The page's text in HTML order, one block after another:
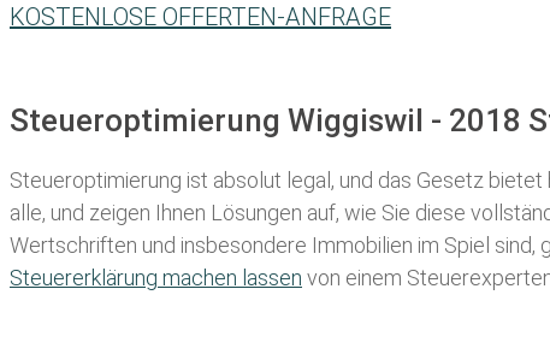
KOSTENLOSE OFFERTEN-ANFRAGE
Steueroptimierung Wiggiswil - 2018
Steueroptimierung ist absolut legal, und das Gesetz
alle, und zeigen Ihnen Lösungen auf, wie Sie diese
Wertschriften und insbesondere Immobilien im Spiel sind,
Steuererklärung machen lassen von einem